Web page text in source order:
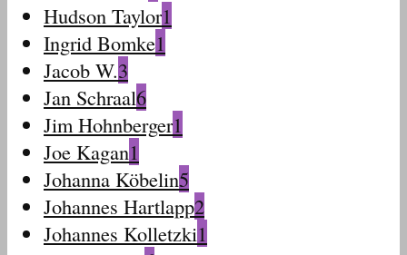
Hudson Taylor1
Ingrid Bomke1
Jacob W.3
Jan Schraal6
Jim Hohnberger1
Joe Kagan1
Johanna Köbelin5
Johannes Hartlapp2
Johannes Kolletzki1